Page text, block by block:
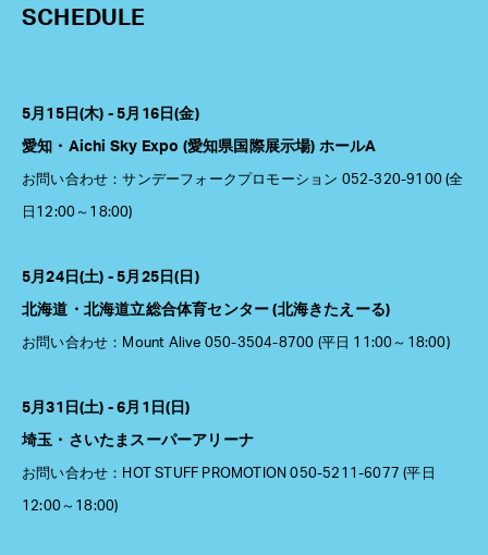
SCHEDULE
5月15日(木) - 5月16日(金)
愛知・Aichi Sky Expo (愛知県国際展示場) ホールA
お問い合わせ：サンデーフォークプロモーション 052-320-9100 (全
日12:00～18:00)
5月24日(土) - 5月25日(日)
北海道・北海道立総合体育センター (北海きたえーる)
お問い合わせ：Mount Alive 050-3504-8700 (平日 11:00～18:00)
5月31日(土) - 6月1日(日)
埼玉・さいたまスーパーアリーナ
お問い合わせ：HOT STUFF PROMOTION 050-5211-6077 (平日
12:00～18:00)